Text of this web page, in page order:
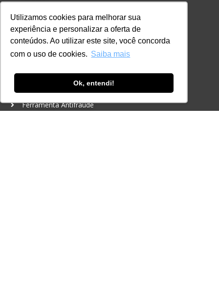
Utilizamos cookies para melhorar sua
experiência e personalizar a oferta de
conteúdos. Ao utilizar este site, você concorda
com o uso de cookies. Saiba mais
Ok, entendi!
CONTATO
+55 11 3259-2837
+55 11 98924-8322
contato@lec.com.br
Ferramenta Antifraude